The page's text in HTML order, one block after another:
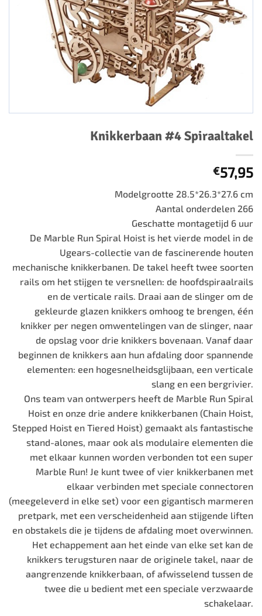
Knikkerbaan #4 Spiraaltakel
€57,95
Modelgrootte 28.5*26.3*27.6 cm
Aantal onderdelen 266
Geschatte montagetijd 6 uur
De Marble Run Spiral Hoist is het vierde model in de
Ugears-collectie van de fascinerende houten
mechanische knikkerbanen. De takel heeft twee soorten
rails om het stijgen te versnellen: de hoofdspiraalrails
en de verticale rails. Draai aan de slinger om de
gekleurde glazen knikkers omhoog te brengen, één
knikker per negen omwentelingen van de slinger, naar
de opslag voor drie knikkers bovenaan. Vanaf daar
beginnen de knikkers aan hun afdaling door spannende
elementen: een hogesnelheidsglijbaan, een verticale
slang en een bergrivier.
Ons team van ontwerpers heeft de Marble Run Spiral
Hoist en onze drie andere knikkerbanen (Chain Hoist,
Stepped Hoist en Tiered Hoist) gemaakt als fantastische
stand-alones, maar ook als modulaire elementen die
met elkaar kunnen worden verbonden tot een super
Marble Run! Je kunt twee of vier knikkerbanen met
elkaar verbinden met speciale connectoren
(meegeleverd in elke set) voor een gigantisch marmeren
pretpark, met een verscheidenheid aan stijgende liften
en obstakels die je tijdens de afdaling moet overwinnen.
Het echappement aan het einde van elke set kan de
knikkers terugsturen naar de originele takel, naar de
aangrenzende knikkerbaan, of afwisselend tussen de
twee die u bedient met een speciale verzwaarde
schakelaar.